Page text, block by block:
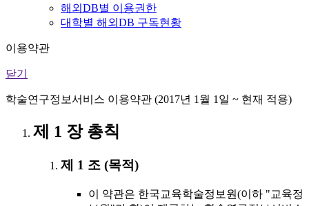
해외DB별 이용권한
대학별 해외DB 구독현황
이용약관
닫기
학술연구정보서비스 이용약관 (2017년 1월 1일 ~ 현재 적용)
제 1 장 총칙
제 1 조 (목적)
이 약관은 한국교육학술정보원(이하 "교육정